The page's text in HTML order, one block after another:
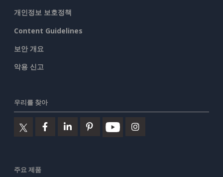
개인정보 보호정책
Content Guidelines
보안 개요
악용 신고
우리를 찾아
주요 제품